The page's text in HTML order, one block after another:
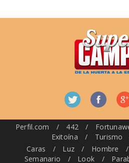
Perfil.com / 442 /
Exitoína
/ Turismo
Caras
/ Luz / Hombre /
Semanario
/ Look /